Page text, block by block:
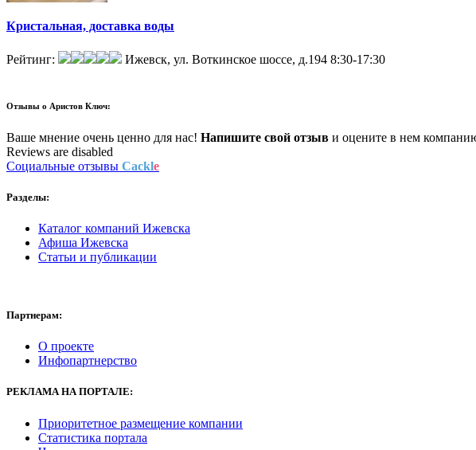
Кристальная, доставка воды
Рейтинг: Ижевск, ул. Воткинское шоссе, д.194 8:30-17:30
Отзывы о Аристов Ключ:
Ваше мнение очень ценно для нас! Напишите свой отзыв и оцените в нем
Reviews are disabled
Социальные отзывы Cackle
Разделы:
Каталог компаний Ижевска
Афиша Ижевска
Статьи и публикации
Партнерам:
О проекте
Инфопартнерство
РЕКЛАМАНА ПОРТАЛЕ:
Приоритетное размещение компании
Статистика портала